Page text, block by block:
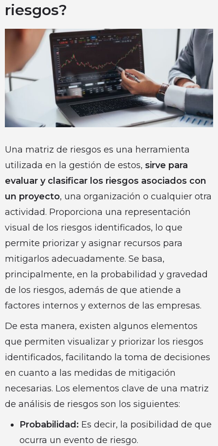
riesgos?
Una matriz de riesgos es una herramienta
utilizada en la gestión de estos, sirve para
evaluar y clasificar los riesgos asociados con
un proyecto, una organización o cualquier otra
actividad. Proporciona una representación
visual de los riesgos identificados, lo que
permite priorizar y asignar recursos para
mitigarlos adecuadamente. Se basa,
principalmente, en la probabilidad y gravedad
de los riesgos, además de que atiende a
factores internos y externos de las empresas.
De esta manera, existen algunos elementos
que permiten visualizar y priorizar los riesgos
identificados, facilitando la toma de decisiones
en cuanto a las medidas de mitigación
necesarias. Los elementos clave de una matriz
de análisis de riesgos son los siguientes:
Probabilidad: Es decir, la posibilidad de que
ocurra un evento de riesgo.